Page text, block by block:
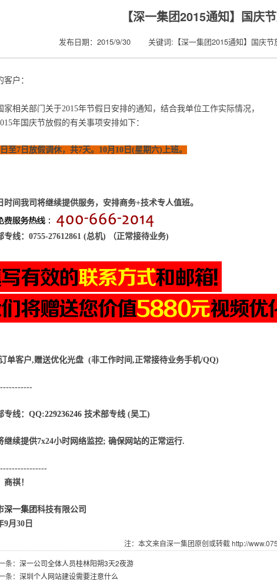
【深一集团2015通知】国庆
发布日期：2015/9/30 关键词:【深一集团2015通知】国庆
客户：
家相关部门关于2015年节假日安排的通知，结合我单位工作实际情况，
年国庆节放假的有关事项安排如下：
至7日放假调休，共7天。10月10日(星期六)上班。
时间我司将继续提供服务，安排商务+技术专人值班。
专线：0755-27612861 (总机) （正常接待业务)
单客户,赠送优化光盘 (非工作时间,正常接待业务手机/QQ)
专线：QQ:229236246 技术部专线 (吴工)
继续提供7x24小时网络监控; 确保网站的正常运行.
商祺！
深一集团科技有限公司
9月30日
注：本文来自深一集团原创或转截 http://
条： 深一公司全体人员桂林阳朔3天2夜游
条： 深圳个人网站建设需要注意什么